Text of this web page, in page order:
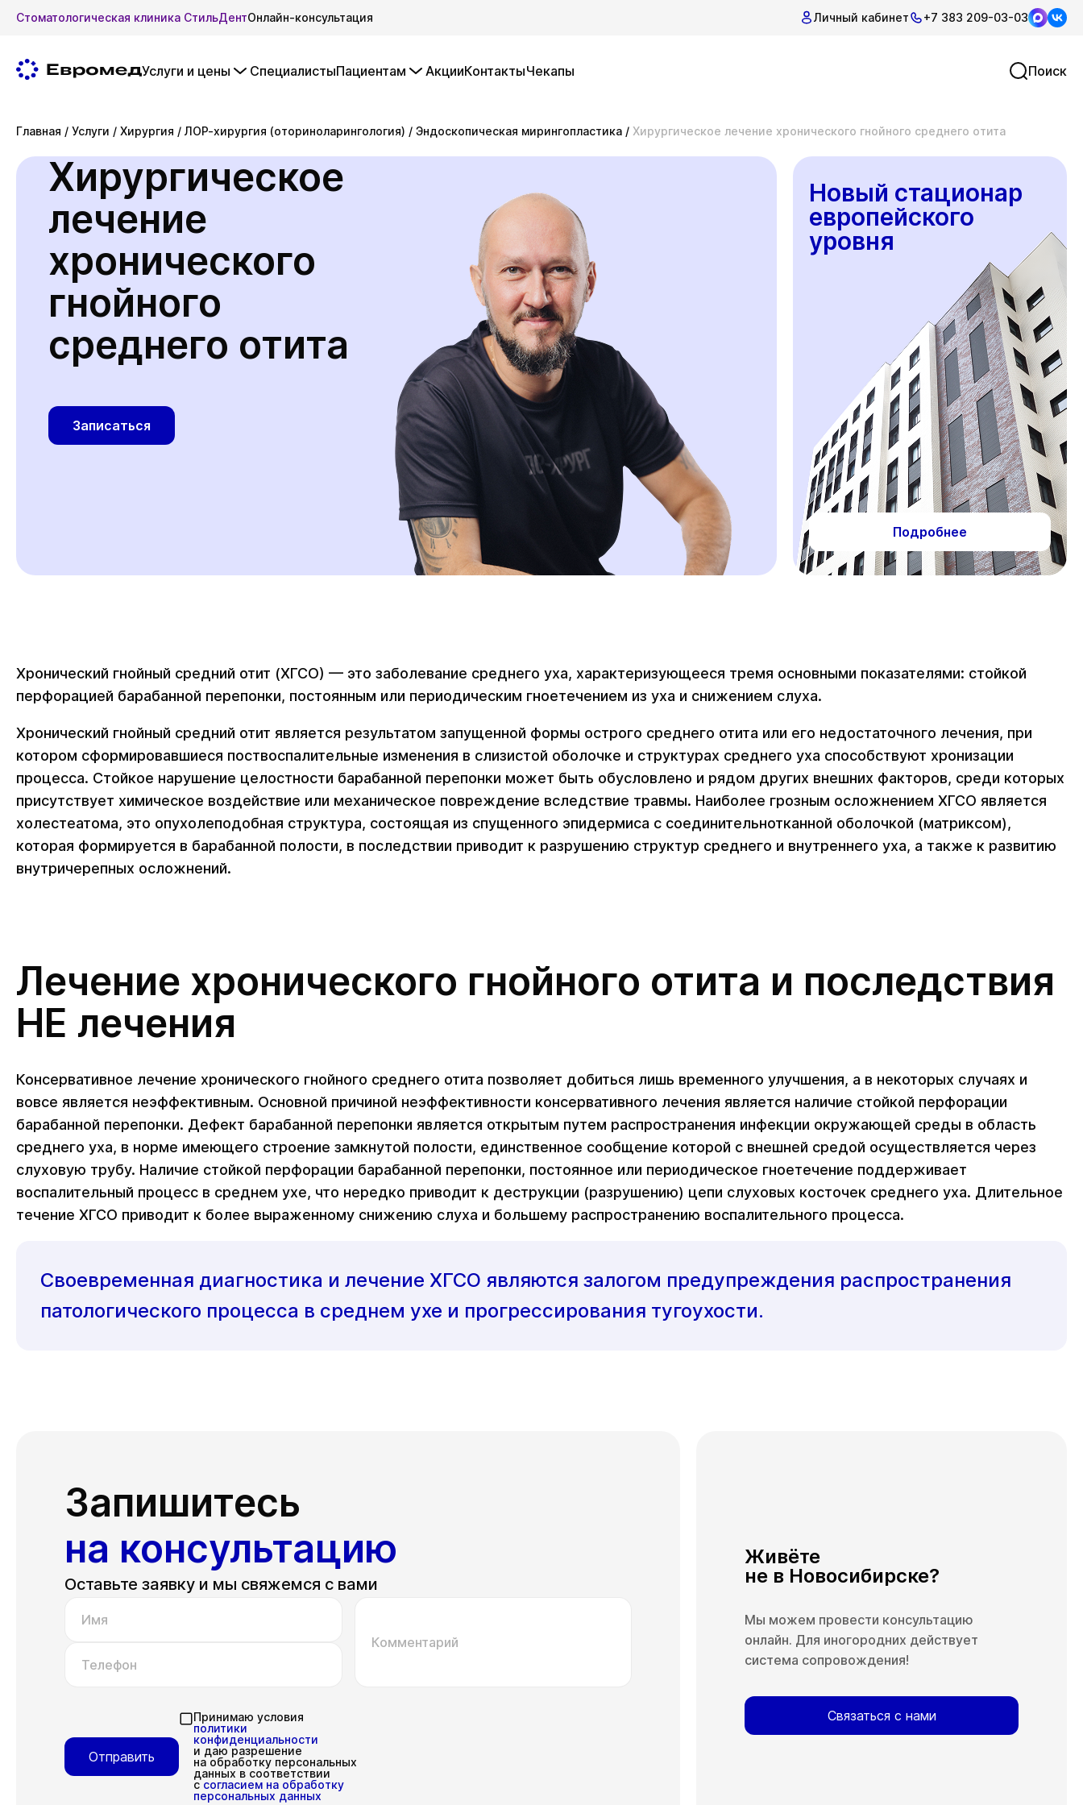
Стоматологическая клиника СтильДентОнлайн-консультация Личный кабинет +7 383 209-03-03
Услуги и цены СпециалистыПациентам АкцииКонтактыЧекапы Поиск
Главная / Услуги / Хирургия / ЛОР-хирургия (оториноларингология) / Эндоскопическая мирингопластика / Хирургическое лечение хронического гнойного среднего отита
Хирургическое
лечение
хронического
гнойного
среднего отита
Записаться
Новый стационар
европейского
уровня
Подробнее
Хронический гнойный средний отит (ХГСО) — это заболевание среднего уха, характеризующееся тремя основными показателями: стойкой
перфорацией барабанной перепонки, постоянным или периодическим гноетечением из уха и снижением слуха.
Хронический гнойный средний отит является результатом запущенной формы острого среднего отита или его недостаточного лечения, при
котором сформировавшиеся поствоспалительные изменения в слизистой оболочке и структурах среднего уха способствуют хронизации
процесса. Стойкое нарушение целостности барабанной перепонки может быть обусловлено и рядом других внешних факторов, среди которых
присутствует химическое воздействие или механическое повреждение вследствие травмы. Наиболее грозным осложнением ХГСО является
холестеатома, это опухолеподобная структура, состоящая из спущенного эпидермиса с соединительнотканной оболочкой (матриксом),
которая формируется в барабанной полости, в последствии приводит к разрушению структур среднего и внутреннего уха, а также к развитию
внутричерепных осложнений.
Лечение хронического гнойного отита и последствия
НЕ лечения
Консервативное лечение хронического гнойного среднего отита позволяет добиться лишь временного улучшения, а в некоторых случаях и
вовсе является неэффективным. Основной причиной неэффективности консервативного лечения является наличие стойкой перфорации
барабанной перепонки. Дефект барабанной перепонки является открытым путем распространения инфекции окружающей среды в область
среднего уха, в норме имеющего строение замкнутой полости, единственное сообщение которой с внешней средой осуществляется через
слуховую трубу. Наличие стойкой перфорации барабанной перепонки, постоянное или периодическое гноетечение поддерживает
воспалительный процесс в среднем ухе, что нередко приводит к деструкции (разрушению) цепи слуховых косточек среднего уха. Длительное
течение ХГСО приводит к более выраженному снижению слуха и большему распространению воспалительного процесса.
Своевременная диагностика и лечение ХГСО являются залогом предупреждения распространения
патологического процесса в среднем ухе и прогрессирования тугоухости.
Запишитесь
на консультацию
Оставьте заявку и мы свяжемся с вами
Имя
Телефон
Комментарий
Принимаю условия
политики
конфиденциальности
и даю разрешение
на обработку персональных
данных в соответствии
ссогласием на обработку
персональных данных
Отправить
Живёте
не в Новосибирске?
Мы можем провести консультацию
онлайн. Для иногородних действует
система сопровождения!
Связаться с нами